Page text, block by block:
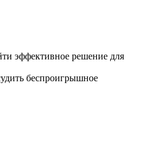
эффективное решение для
беспроигрышное